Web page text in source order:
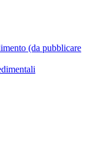
(da pubblicare